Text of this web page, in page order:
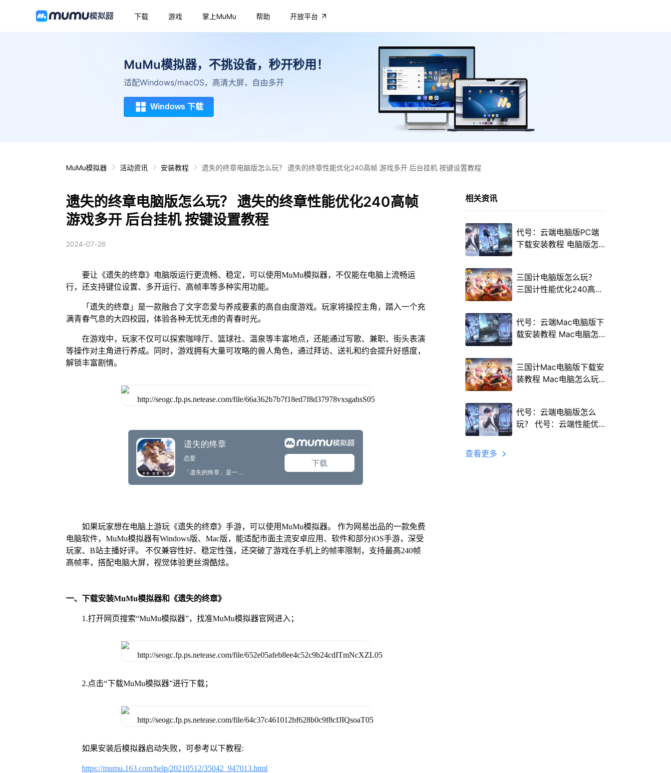
下载 游戏 掌上MuMu 帮助 开放平台
MuMu模拟器，不挑设备，秒开秒用！
适配Windows/macOS，高清大屏，自由多开
Windows 下载
MuMu模拟器 活动资讯 安装教程 遗失的终章电脑版怎么玩？ 遗失的终章性能优化240高帧 游戏多开 后台挂机 按键设置教程
遗失的终章电脑版怎么玩？ 遗失的终章性能优化240高帧
游戏多开 后台挂机 按键设置教程
2024-07-26
要让《遗失的终章》电脑版运行更流畅、稳定，可以使用MuMu模拟器，不仅能在电脑上流畅运
行，还支持键位设置、多开运行、高帧率等多种实用功能。
「遗失的终章」是一款融合了文字恋爱与养成要素的高自由度游戏。玩家将操控主角，踏入一个充
满青春气息的大四校园，体验各种无忧无虑的青春时光。
在游戏中，玩家不仅可以探索咖啡厅、篮球社、温泉等丰富地点，还能通过写歌、兼职、街头表演
等操作对主角进行养成。同时，游戏拥有大量可攻略的兽人角色，通过拜访、送礼和约会提升好感度，
解锁丰富剧情。
如果玩家想在电脑上游玩《遗失的终章》手游，可以使用MuMu模拟器。 作为网易出品的一款免费
电脑软件，MuMu模拟器有Windows版、Mac版，能适配市面主流安卓应用、软件和部分iOS手游，深受
玩家、B站主播好评。 不仅兼容性好、稳定性强，还突破了游戏在手机上的帧率限制，支持最高240帧
高帧率，搭配电脑大屏，视觉体验更丝滑酷炫。
一、下载安装MuMu模拟器和《遗失的终章》
1.打开网页搜索“MuMu模拟器”，找准MuMu模拟器官网进入；
2.点击“下载MuMu模拟器”进行下载；
如果安装后模拟器启动失败，可参考以下教程:
https://mumu.163.com/help/20210512/35042_947013.html
相关资讯
代号：云端电脑版PC端
下载安装教程 电脑版怎
三国计电脑版怎么玩？
三国计性能优化240高帧
代号：云端Mac电脑版下
载安装教程 Mac电脑怎
三国计Mac电脑版下载安
装教程 Mac电脑怎么玩
代号：云端电脑版怎么
玩？ 代号：云端性能优
查看更多